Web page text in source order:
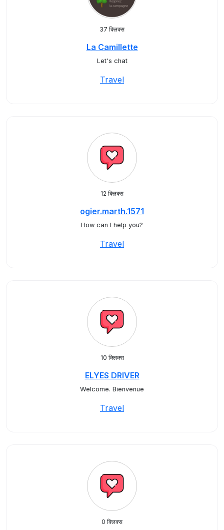
37 क्लिक्स
La Camillette
Let's chat
Travel
12 क्लिक्स
ogier.marth.1571
How can I help you?
Travel
10 क्लिक्स
ELYES DRIVER
Welcome. Bienvenue
Travel
0 क्लिक्स